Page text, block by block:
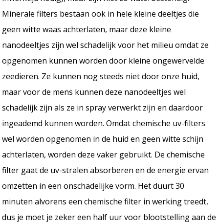
Minerale filters bestaan ook in hele kleine deeltjes die
geen witte waas achterlaten, maar deze kleine
nanodeeltjes zijn wel schadelijk voor het milieu omdat ze
opgenomen kunnen worden door kleine ongewervelde
zeedieren. Ze kunnen nog steeds niet door onze huid,
maar voor de mens kunnen deze nanodeeltjes wel
schadelijk zijn als ze in spray verwerkt zijn en daardoor
ingeademd kunnen worden. Omdat chemische uv-filters
wel worden opgenomen in de huid en geen witte schijn
achterlaten, worden deze vaker gebruikt. De chemische
filter gaat de uv-stralen absorberen en de energie ervan
omzetten in een onschadelijke vorm. Het duurt 30
minuten alvorens een chemische filter in werking treedt,
dus je moet je zeker een half uur voor blootstelling aan de